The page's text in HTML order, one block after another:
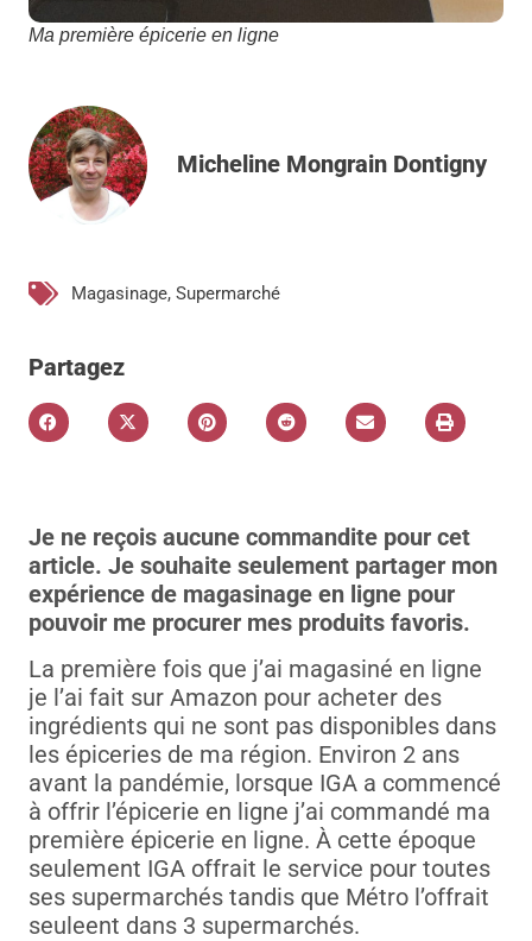
Ma première épicerie en ligne
Micheline Mongrain Dontigny
Magasinage, Supermarché
Partagez
Je ne reçois aucune commandite pour cet
article. Je souhaite seulement partager mon
expérience de magasinage en ligne pour
pouvoir me procurer mes produits favoris.
La première fois que j’ai magasiné en ligne
je l’ai fait sur Amazon pour acheter des
ingrédients qui ne sont pas disponibles dans
les épiceries de ma région. Environ 2 ans
avant la pandémie, lorsque IGA a commencé
à offrir l’épicerie en ligne j’ai commandé ma
première épicerie en ligne. À cette époque
seulement IGA offrait le service pour toutes
ses supermarchés tandis que Métro l’offrait
seuleent dans 3 supermarchés.